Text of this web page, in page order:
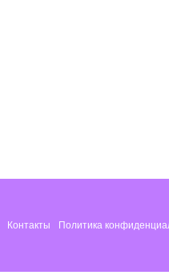
Контакты Политика